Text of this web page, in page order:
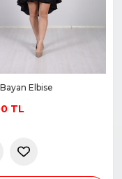
Elbise
TL